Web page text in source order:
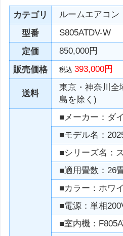
カテゴリ
ルームエアコン
型番
S805ATDV-W
定価
850,000円
販売価格
税込393,000円
送料
東京・神奈川全
島を除く)
■メーカー：ダ
■モデル名：
■シリーズ名：
■適用畳数：26
■カラー：ホワ
■電源：単相
■室内機：